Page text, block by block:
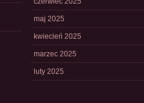
maj 2025
kwiecień 2025
marzec 2025
luty 2025